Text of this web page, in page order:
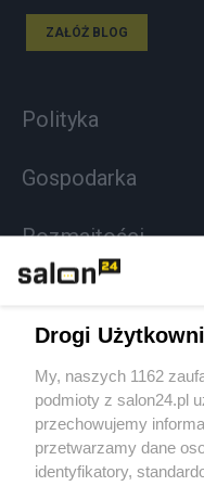
ZAŁÓŻ BLOG
Polityka
Gospodarka
Rozmaitości
Sport
Społeczeństwo
Kultura
Drogi
My, naszych 1162
podmioty z salon24.pl
przechowujemy
przetwarzamy dane
identyfikatory,